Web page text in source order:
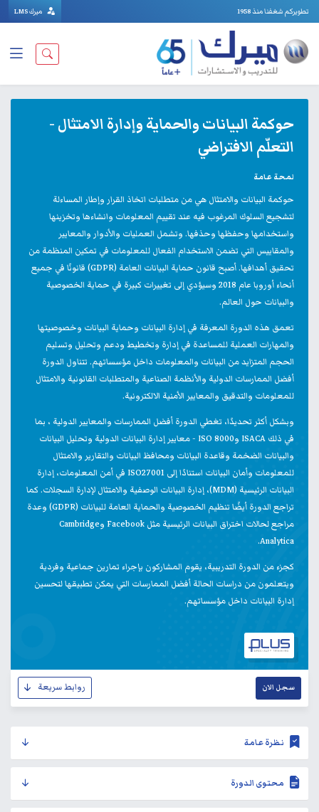
تطويركم شغفنا منذ 1958 ميرك LMS
حوكمة البيانات والحماية وإدارة الامتثال -
التعلّم الافتراضي
لمحة عامة
حوكمة البيانات والامتثال هي من متطلبات اتخاذ القرار وإطار المساءلة
لتشجيع السلوك المرغوب فيه عند تقييم المعلومات وانشاءها وتخزينها
واستخدامها وحفظها وحذفها. وتشمل العمليات والأدوار والمعايير
والمقاييس التي تضمن الاستخدام الفعال للمعلومات في تمكين المنظمة من
تحقيق أهدافها. أصبح قانون حماية البيانات العامة (GDPR) قانونًا في جميع
أنحاء أوروبا عام 2018 وسيؤدي إلى تغييرات كبيرة في حماية الخصوصية
والبيانات حول العالم.
تعمق هذه الدورة المعرفة في إدارة البيانات وحماية البيانات وخصوصيتها
والمهارات العملية للمساعدة في إدارة وتخطيط ودعم وتحليل وتسليم
الحجم المتزايد من البيانات والمعلومات داخل مؤسساتهم. تتناول الدورة
أفضل الممارسات الدولية والأنظمة الصناعية والمتطلبات القانونية والامتثال
للمعلومات والتدقيق والمعايير الأمنية الالكترونية.
وبشكل أكثر تحديدًا، تغطي الدورة أفضل الممارسات والمعايير الدولية ، بما
في ذلك ISACA وISO 8000 - معايير إدارة البيانات الدولية وتحليل البيانات
والبيانات الضخمة وقاعدة البيانات ومحافظ البيانات والتقارير والامتثال
للمعلومات وأمان البيانات استنادًا إلى ISO27001 في أمن المعلومات، إدارة
البيانات الرئيسية (MDM)، إدارة البيانات الوصفية والامتثال لإدارة السجلات. كما
تراجع الدورة أيضًا تنظيم الخصوصية والحماية العامة للبيانات (GDPR) وعدة
مراجع لحالات اختراق البيانات الرئيسية مثل Facebook وCambridge
Analytica.
كجزء من الدورة التدريبية، يقوم المشاركون بإجراء تمارين جماعية وفردية
ويتعلمون من دراسات الحالة أفضل الممارسات التي يمكن تطبيقها لتحسين
إدارة البيانات داخل مؤسساتهم.
روابط سريعة سجل الان
نظرة عامة
محتوى الدورة